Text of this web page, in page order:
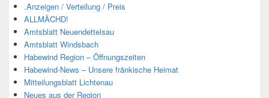
.Anzeigen / Verteilung / Preis
ALLMÄCHD!
Amtsblatt Neuendettelsau
Amtsblatt Windsbach
Habewind Region – Öffnungszeiten
Habewind-News – Unsere fränkische Heimat
Mitteilungsblatt Lichtenau
Neues aus der Region